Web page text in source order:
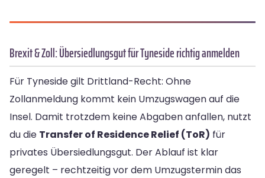
Brexit & Zoll: Übersiedlungsgut für Tyneside richtig anmelden
Für Tyneside gilt Drittland-Recht: Ohne
Zollanmeldung kommt kein Umzugswagen auf die
Insel. Damit trotzdem keine Abgaben anfallen, nutzt
du die Transfer of Residence Relief (ToR) für
privates Übersiedlungsgut. Der Ablauf ist klar
geregelt – rechtzeitig vor dem Umzugstermin das